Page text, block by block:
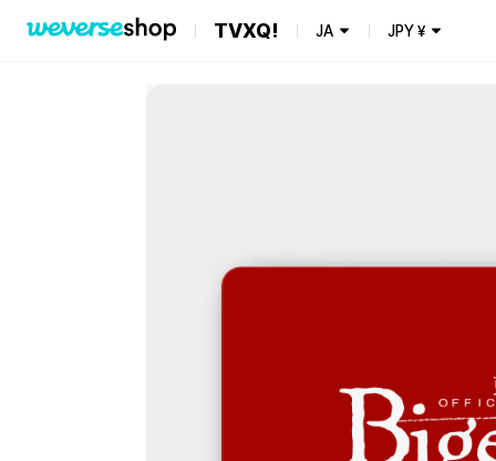
TVXQ! JA JPY¥